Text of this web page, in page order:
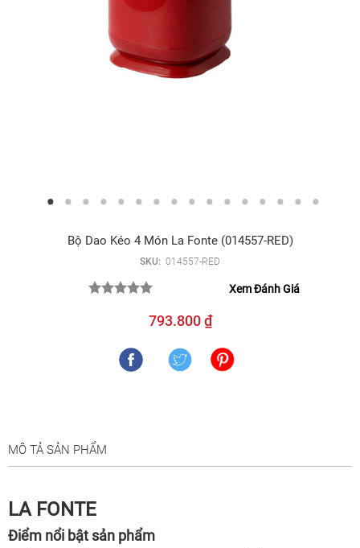
Bộ Dao Kéo 4 Món La Fonte (014557-RED)
SKU: 014557-RED
Xem Đánh Giá
793.800 ₫
MÔ TẢ SẢN PHẨM
LA FONTE
Điểm nổi bật sản phẩm